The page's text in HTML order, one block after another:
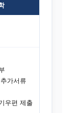
가서류
우편 제출